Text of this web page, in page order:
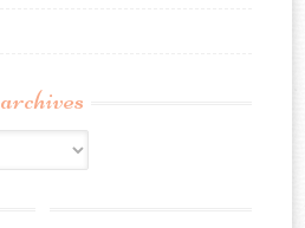
archives